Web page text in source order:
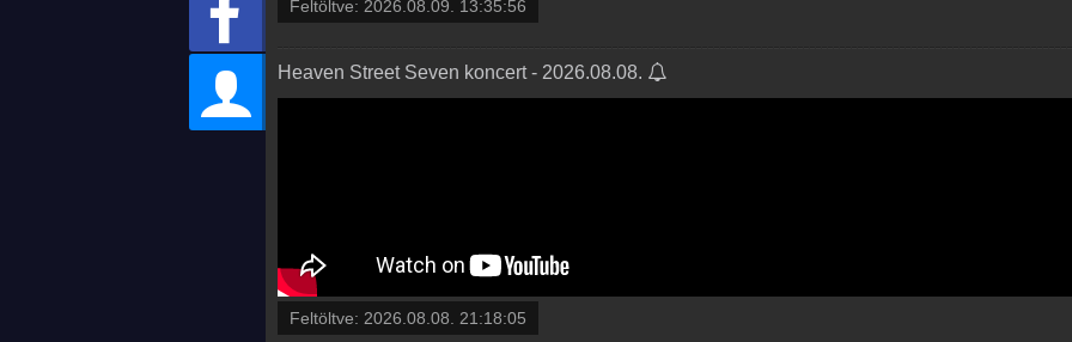
Feltöltve: 2026.08.09. 13:35:56
Heaven Street Seven koncert - 2026.08.08.
Feltöltve: 2026.08.08. 21:18:05